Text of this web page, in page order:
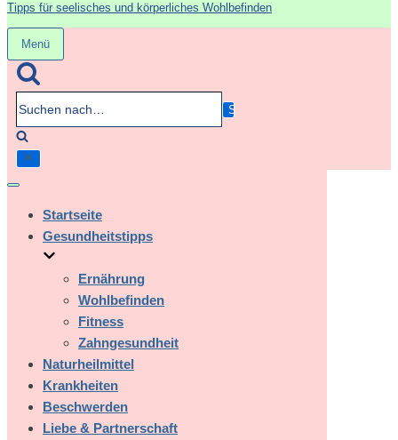
Tipps für seelisches und körperliches Wohlbefinden
Menü
Navigation
umschalten
Navigation
Startseite
Gesundheitstipps
Ernährung
Wohlbefinden
Fitness
Zahngesundheit
Naturheilmittel
Krankheiten
Beschwerden
Liebe & Partnerschaft